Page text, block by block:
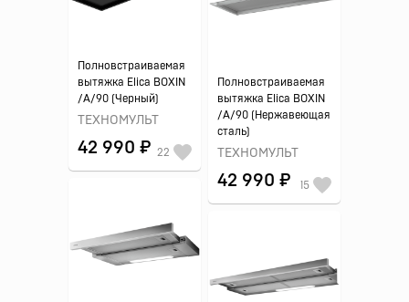
Полновстраиваемая
вытяжка Elica BOXIN
/A/90 (Черный)
ТЕХНОМУЛЬТ
42 990 ₽ 22
Полновстраиваемая
вытяжка Elica BOXIN
/A/90 (Нержавеющая
сталь)
ТЕХНОМУЛЬТ
42 990 ₽ 15